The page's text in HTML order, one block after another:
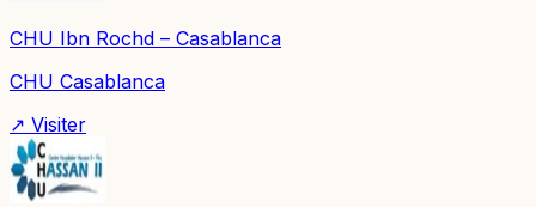
CHU Ibn Rochd – Casablanca
CHU Casablanca
↗ Visiter